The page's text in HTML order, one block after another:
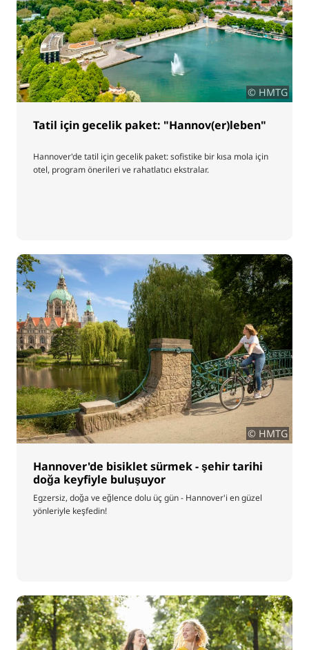
© HMTG
Tatil için gecelik paket: "Hannov(er)leben"
Hannover'de tatil için gecelik paket: sofistike bir kısa mola için
otel, program önerileri ve rahatlatıcı ekstralar.
© HMTG
Hannover'de bisiklet sürmek - şehir tarihi
doğa keyfiyle buluşuyor
Egzersiz, doğa ve eğlence dolu üç gün - Hannover'i en güzel
yönleriyle keşfedin!